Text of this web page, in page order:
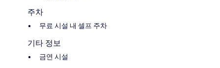
주차
무료 시설 내 셀프 주차
기타 정보
금연 시설